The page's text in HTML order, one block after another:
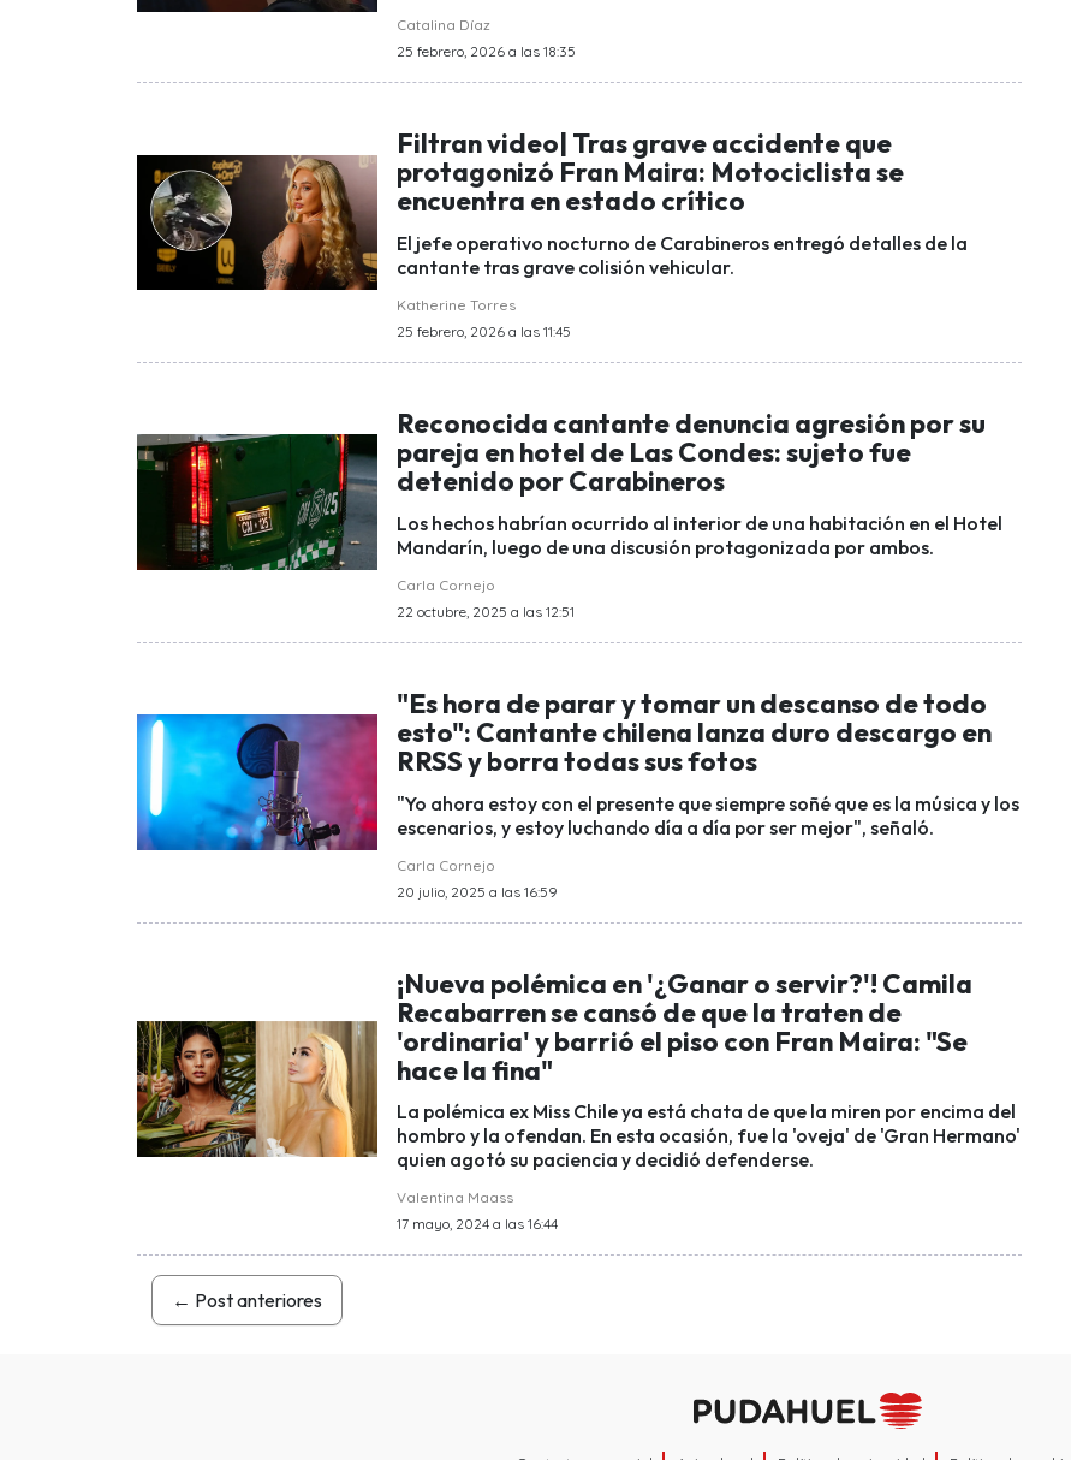
Catalina Díaz
25 febrero, 2026 a las 18:35
Filtran video| Tras grave accidente que
protagonizó Fran Maira: Motociclista se
encuentra en estado crítico
El jefe operativo nocturno de Carabineros entregó detalles de la
cantante tras grave colisión vehicular.
Katherine Torres
25 febrero, 2026 a las 11:45
Reconocida cantante denuncia agresión por su
pareja en hotel de Las Condes: sujeto fue
detenido por Carabineros
Los hechos habrían ocurrido al interior de una habitación en el Hotel
Mandarín, luego de una discusión protagonizada por ambos.
Carla Cornejo
22 octubre, 2025 a las 12:51
"Es hora de parar y tomar un descanso de todo
esto": Cantante chilena lanza duro descargo en
RRSS y borra todas sus fotos
"Yo ahora estoy con el presente que siempre soñé que es la música y los
escenarios, y estoy luchando día a día por ser mejor", señaló.
Carla Cornejo
20 julio, 2025 a las 16:59
¡Nueva polémica en '¿Ganar o servir?'! Camila
Recabarren se cansó de que la traten de
'ordinaria' y barrió el piso con Fran Maira: "Se
hace la fina"
La polémica ex Miss Chile ya está chata de que la miren por encima del
hombro y la ofendan. En esta ocasión, fue la 'oveja' de 'Gran Hermano'
quien agotó su paciencia y decidió defenderse.
Valentina Maass
17 mayo, 2024 a las 16:44
← Post anteriores